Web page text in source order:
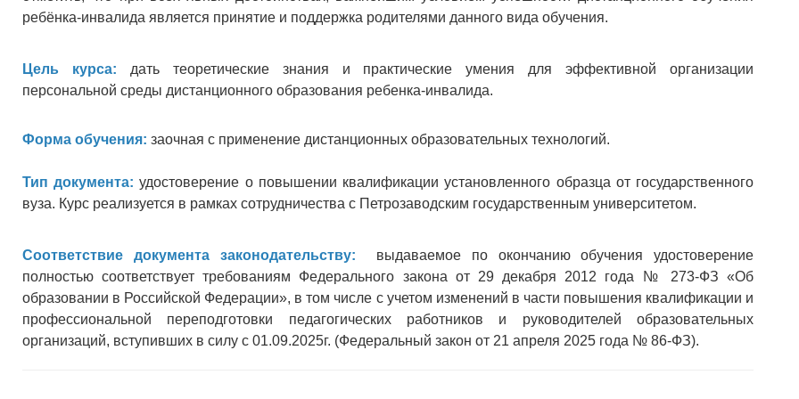
ребёнка-инвалида является принятие и поддержка родителями данного вида обучения.
Цель курса: дать теоретические знания и практические умения для эффективной организации
персональной среды дистанционного образования ребенка-инвалида.
Форма обучения: заочная с применение дистанционных образовательных технологий.
Тип документа:удостоверение о повышении квалификации установленного образца от государственного
вуза. Курс реализуется в рамках сотрудничества с Петрозаводским государственным университетом.
Соответствие документа законодательству: выдаваемое по окончанию обучения удостоверение
полностью соответствует требованиям Федерального закона от 29 декабря 2012 года № 273-ФЗ «Об
образовании в Российской Федерации», в том числе с учетом изменений в части повышения квалификации и
профессиональной переподготовки педагогических работников и руководителей образовательных
организаций, вступивших в силу с 01.09.2025г. (Федеральный закон от 21 апреля 2025 года № 86-ФЗ).